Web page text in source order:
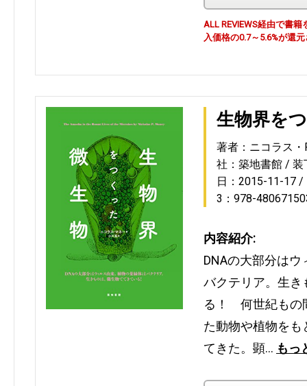
ALL REVIEWS経由で書
入価格の0.7～5.6%が還
生物界を
著者：ニコラス・
社：築地書館
装
日：2015-11-17
3：978-
内容紹介:
DNAの大部分は
バクテリア。生き
る！ 何世紀もの
た動物や植物を
てきた。顕… もっ